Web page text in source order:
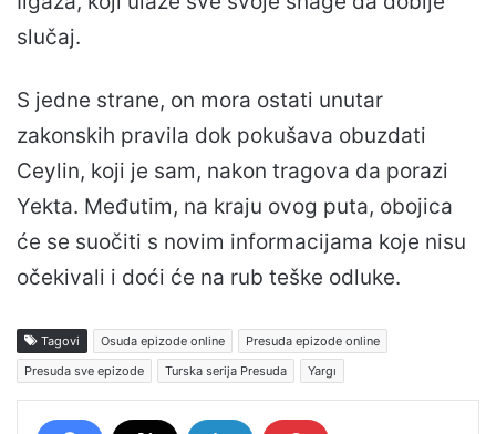
slučaj.
S jedne strane, on mora ostati unutar
zakonskih pravila dok pokušava obuzdati
Ceylin, koji je sam, nakon tragova da porazi
Yekta. Međutim, na kraju ovog puta, obojica
će se suočiti s novim informacijama koje nisu
očekivali i doći će na rub teške odluke.
Tagovi Osuda epizode online
Presuda epizode online
Presuda sve epizode
Turska serija Presuda Yargı